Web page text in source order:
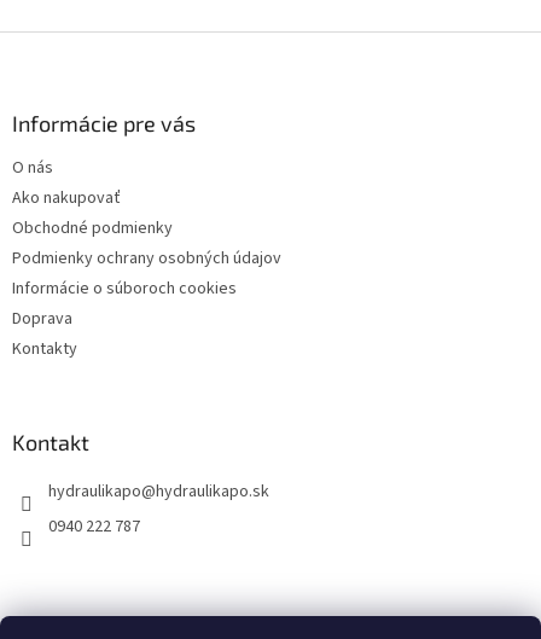
Informácie pre vás
O nás
Ako nakupovať
Obchodné podmienky
Podmienky ochrany osobných údajov
Informácie o súboroch cookies
Doprava
Kontakty
Kontakt
hydraulikapo@hydraulikapo.sk
0940 222 787